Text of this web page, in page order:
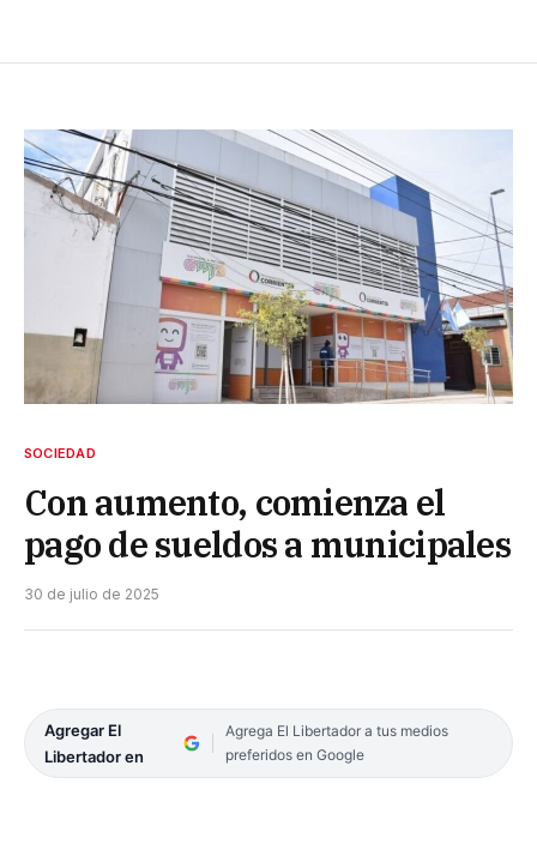
SOCIEDAD
Con aumento, comienza el
pago de sueldos a municipales
30 de julio de 2025
Agregar El
Libertador en
Agrega El Libertador a tus medios
preferidos en Google